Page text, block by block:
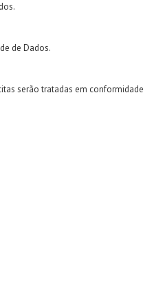
de Dados.
serão tratadas em